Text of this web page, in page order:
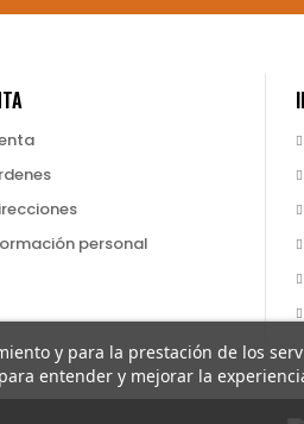
y para la prestación de los
entender y mejorar la
personal